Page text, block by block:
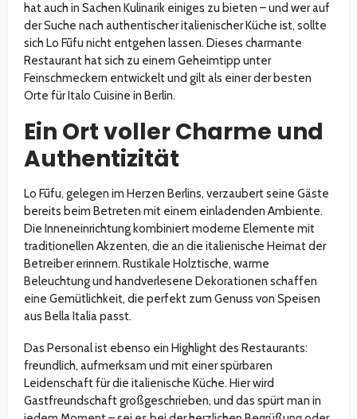
hat auch in Sachen Kulinarik einiges zu bieten – und wer auf
der Suche nach authentischer italienischer Küche ist, sollte
sich Lo Fūfu nicht entgehen lassen. Dieses charmante
Restaurant hat sich zu einem Geheimtipp unter
Feinschmeckern entwickelt und gilt als einer der besten
Orte für Italo Cuisine in Berlin.
Ein Ort voller Charme und
Authentizität
Lo Fūfu, gelegen im Herzen Berlins, verzaubert seine Gäste
bereits beim Betreten mit einem einladenden Ambiente.
Die Inneneinrichtung kombiniert moderne Elemente mit
traditionellen Akzenten, die an die italienische Heimat der
Betreiber erinnern. Rustikale Holztische, warme
Beleuchtung und handverlesene Dekorationen schaffen
eine Gemütlichkeit, die perfekt zum Genuss von Speisen
aus Bella Italia passt.
Das Personal ist ebenso ein Highlight des Restaurants:
freundlich, aufmerksam und mit einer spürbaren
Leidenschaft für die italienische Küche. Hier wird
Gastfreundschaft großgeschrieben, und das spürt man in